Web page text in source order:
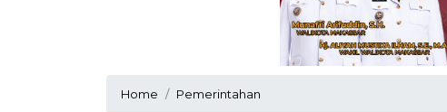
Home Pemerintahan